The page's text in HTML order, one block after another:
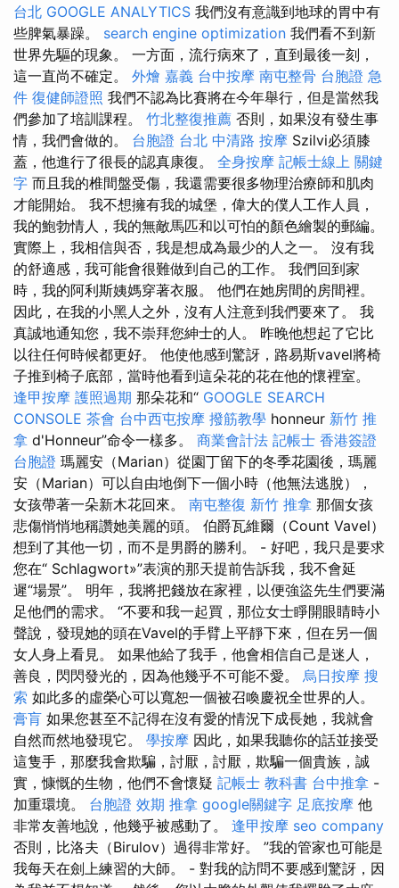
台北 GOOGLE ANALYTICS 我們沒有意識到地球的胃中有
些脾氣暴躁。 search engine optimization 我們看不到新
世界先驅的現象。 一方面，流行病來了，直到最後一刻，
這一直尚不確定。 外燴 嘉義 台中按摩 南屯整骨 台胞證 急
件 復健師證照 我們不認為比賽將在今年舉行，但是當然我
們參加了培訓課程。 竹北整復推薦 否則，如果沒有發生事
情，我們會做的。 台胞證 台北 中清路 按摩 Szilvi必須膝
蓋，他進行了很長的認真康復。 全身按摩 記帳士線上 關鍵
字 而且我的椎間盤受傷，我還需要很多物理治療師和肌肉
才能開始。 我不想擁有我的城堡，偉大的僕人工作人員，
我的鮑勃情人，我的無敵馬匹和以可怕的顏色繪製的郵編。
實際上，我相信與否，我是想成為最少的人之一。 沒有我
的舒適感，我可能會很難做到自己的工作。 我們回到家
時，我的阿利斯姨媽穿著衣服。 他們在她房間的房間裡。
因此，在我的小黑人之外，沒有人注意到我們要來了。 我
真誠地通知您，我不崇拜您紳士的人。 昨晚他想起了它比
以往任何時候都更好。 他使他感到驚訝，路易斯vavel將椅
子推到椅子底部，當時他看到這朵花的花在他的懷裡室。
逢甲按摩 護照過期 那朵花和“ GOOGLE SEARCH
CONSOLE 茶會 台中西屯按摩 撥筋教學 honneur 新竹 推
拿 d'Honneur”命令一樣多。 商業會計法 記帳士 香港簽證
台胞證 瑪麗安（Marian）從園丁留下的冬季花園後，瑪麗
安（Marian）可以自由地倒下一個小時（他無法逃脫），
女孩帶著一朵新木花回來。 南屯整復 新竹 推拿 那個女孩
悲傷悄悄地稱讚她美麗的頭。 伯爵瓦維爾（Count Vavel）
想到了其他一切，而不是男爵的勝利。 - 好吧，我只是要求
您在“ Schlagwort»”表演的那天提前告訴我，我不會延
遲“場景”。 明年，我將把錢放在家裡，以便強盜先生們要滿
足他們的需求。 “不要和我一起買，那位女士睜開眼睛時小
聲說，發現她的頭在Vavel的手臂上平靜下來，但在另一個
女人身上看見。 如果他給了我手，他會相信自己是迷人，
善良，閃閃發光的，因為他幾乎不可能不愛。 烏日按摩 搜
索 如此多的虛榮心可以寬恕一個被召喚慶祝全世界的人。
膏肓 如果您甚至不記得在沒有愛的情況下成長她，我就會
自然而然地發現它。 學按摩 因此，如果我聽你的話並接受
這隻手，那麼我會欺騙，討厭，討厭，欺騙一個貴族，誠
實，慷慨的生物，他們不會懷疑 記帳士 教科書 台中推拿 -
加重環境。 台胞證 效期 推拿 google關鍵字 足底按摩 他
非常友善地說，他幾乎被感動了。 逢甲按摩 seo company
否則，比洛夫（Birulov）過得非常好。 ”我的管家也可能是
我每天在劍上練習的大師。 - 對我的訪問不要感到驚訝，因